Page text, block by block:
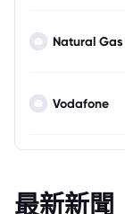
Natural Gas
Vodafone
最新新聞